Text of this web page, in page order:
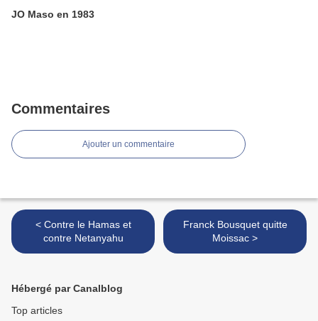
JO Maso en 1983
Commentaires
Ajouter un commentaire
< Contre le Hamas et
contre Netanyahu
Franck Bousquet quitte
Moissac >
Hébergé par Canalblog
Top articles